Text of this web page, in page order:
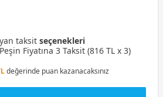
taksit seçenekleri
Fiyatına 3 Taksit (816 TL x 3)
değerinde puan kazanacaksınız